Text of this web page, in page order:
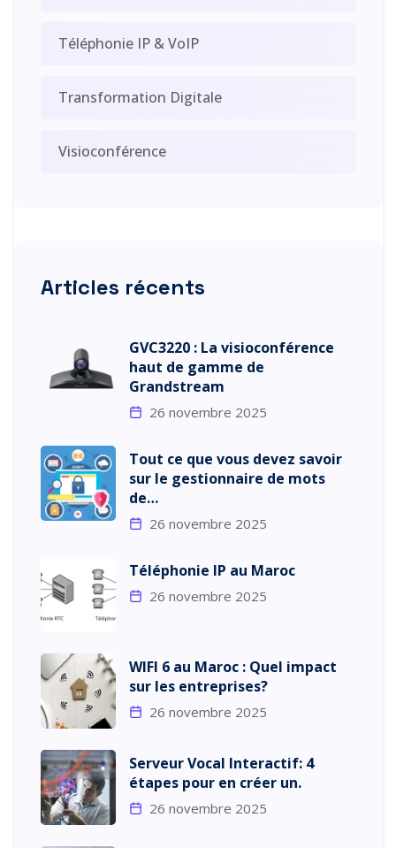
Téléphonie IP & VoIP
Transformation Digitale
Visioconférence
Articles récents
GVC3220 : La visioconférence
haut de gamme de
Grandstream
26 novembre 2025
Tout ce que vous devez savoir
sur le gestionnaire de mots
de…
26 novembre 2025
Téléphonie IP au Maroc
26 novembre 2025
WIFI 6 au Maroc : Quel impact
sur les entreprises?
26 novembre 2025
Serveur Vocal Interactif: 4
étapes pour en créer un.
26 novembre 2025